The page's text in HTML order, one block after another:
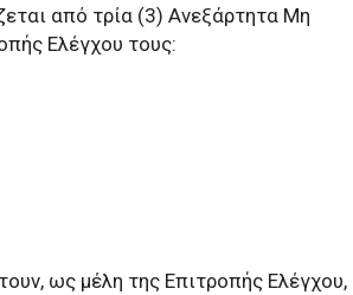
από τρία (3) Ανεξάρτητα Μη
Ελέγχου τους:
ως μέλη της Επιτροπής Ελέγχου,